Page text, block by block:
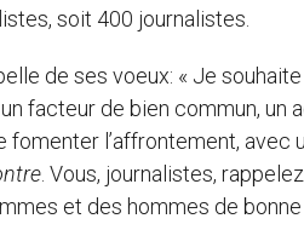
soit 400 journalistes.
de ses voeux: « Je
un facteur de bien commun,
fomenter l’affrontement,
. Vous, journalistes,
et des hommes de